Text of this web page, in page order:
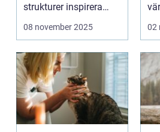
strukturer inspirera
hur...
08 november 2025 02